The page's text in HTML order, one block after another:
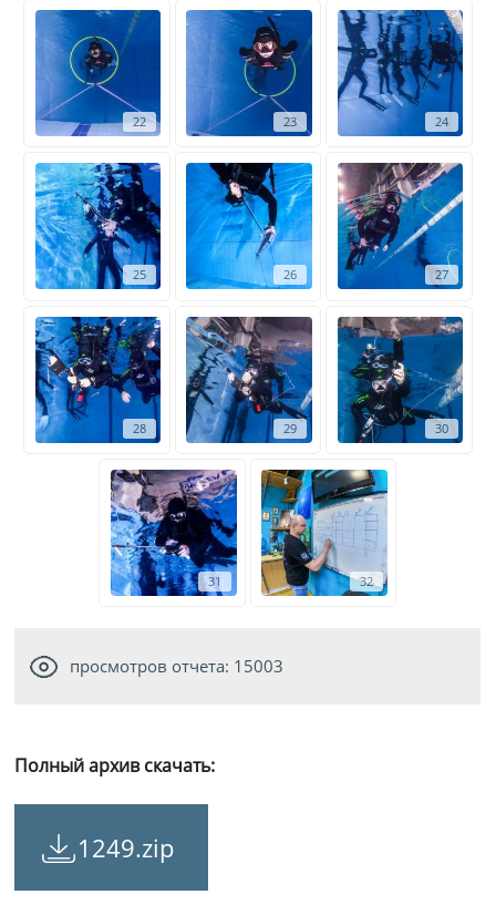
22 23 24
25 26 27
28 29 30
31 32
просмотров отчета: 15003
Полный архив скачать:
1249.zip